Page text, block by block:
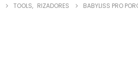
TOOLS, RIZADORES BABYLISS PRO